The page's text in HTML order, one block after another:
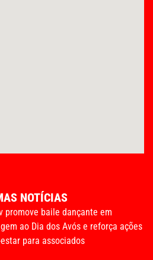
NOTÍCIAS
promove baile dançante em
ao Dia dos Avós e reforça ações
para associados